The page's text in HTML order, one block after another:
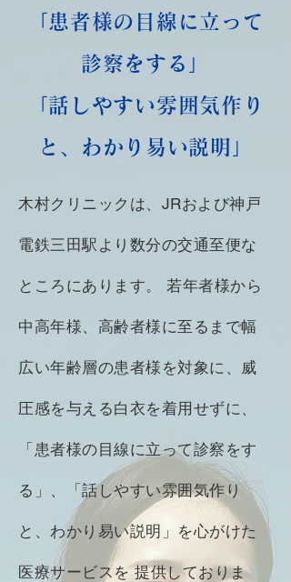
「患者様の目線に立って
診察をする」
「話しやすい雰囲気作り
と、わかり易い説明」
木村クリニックは、JRおよび神戸
電鉄三田駅より数分の交通至便な
ところにあります。 若年者様から
中高年様、高齢者様に至るまで幅
広い年齢層の患者様を対象に、威
圧感を与える白衣を着用せずに、
「患者様の目線に立って診察をす
る」、「話しやすい雰囲気作り
と、わかり易い説明」を心がけた
医療サービスを 提供しておりま